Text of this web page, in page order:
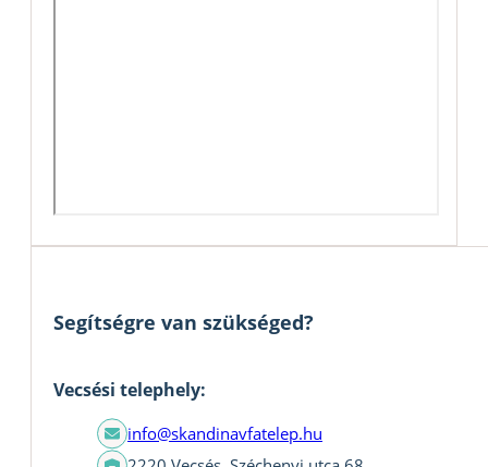
Segítségre van szükséged?
Vecsési telephely:
info@skandinavfatelep.hu